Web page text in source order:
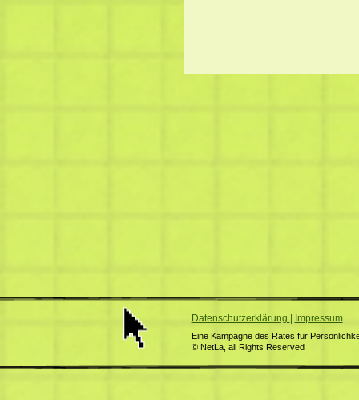
Datenschutzerklärung Impressum
Eine Kampagne des Rates für
© NetLa, all Rights Reserved